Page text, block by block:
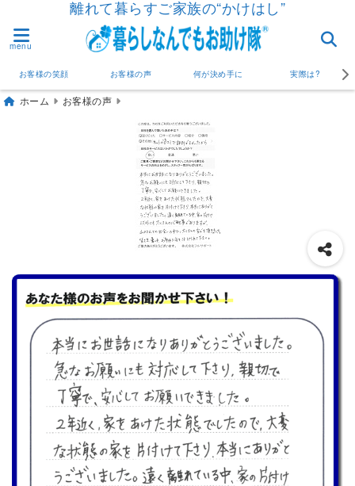
離れて暮らすご家族の“かけはし”
menu
お客様の笑顔 お客様の声 何が決め手に 実際は?
ホーム お客様の声